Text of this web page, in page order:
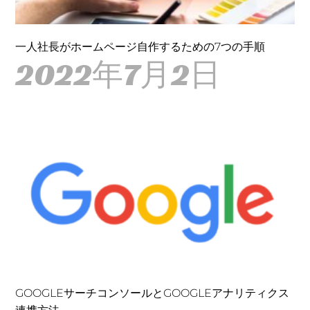
一人社長がホームページ自作するための7つの手順
2022年7月2日
GOOGLEサーチコンソールとGOOGLEアナリティクス